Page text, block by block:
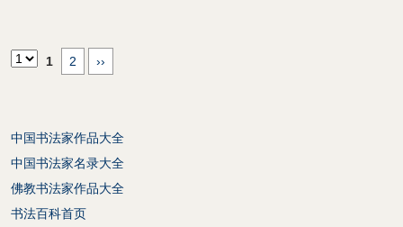
1 2 ››
中国书法家作品大全
中国书法家名录大全
佛教书法家作品大全
书法百科首页